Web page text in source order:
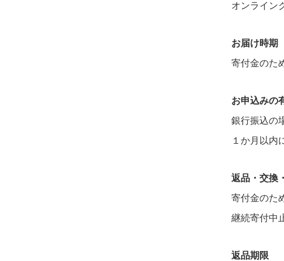
オンライン
お届け時期
寄付金のた
お申込みの
銀行振込の
１か月以内
返品・交換
寄付金のた
継続寄付中
返品期限